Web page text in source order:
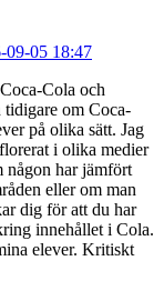
09-05 18:47
Cola och
tidigare om Coca-
på olika sätt. Jag
i olika medier
någon har jämfört
eller om man
dig för att du har
innehållet i Cola.
elever. Kritiskt